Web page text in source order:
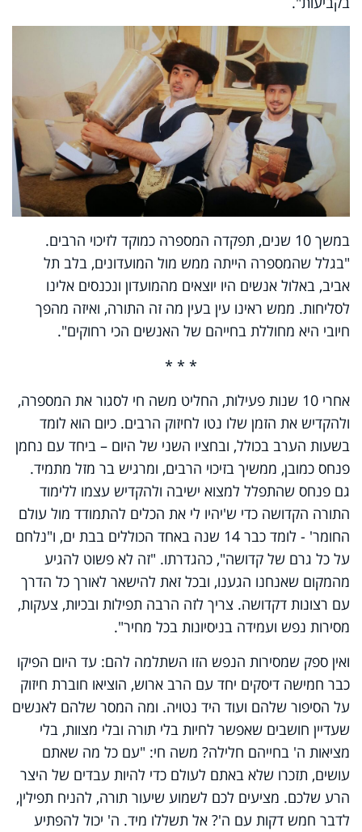
במשך 10 שנים, תפקדה המספרה כמוקד לזיכוי הרבים.
"בגלל שהמספרה הייתה ממש מול המועדונים, בלב תל
אביב, באלול אנשים היו יוצאים מהמועדון ונכנסים אלינו
לסליחות. ממש ראינו עין בעין מה זה התורה, ואיזה מהפך
חיובי היא מחוללת בחייהם של האנשים הכי רחוקים".
* * *
אחרי 10 שנות פעילות, החליט משה חי לסגור את המספרה,
ולהקדיש את הזמן שלו נטו לחיזוק הרבים. כיום הוא לומד
בשעות הערב בכולל, ובחציו השני של היום – ביחד עם נחמן
פנחס כמובן, ממשיך בזיכוי הרבים, ומרגיש בר מזל מתמיד.
גם פנחס שהתפלל למצוא ישיבה ולהקדיש עצמו ללימוד
התורה הקדושה כדי ש'יהיו לי את הכלים להתמודד מול עולם
החומר' - לומד כבר 14 שנה באחד הכוללים בבת ים, ו"נלחם
על כל גרם של קדושה", כהגדרתו. "זה לא פשוט להגיע
מהמקום שאנחנו הגענו, ובכל זאת להישאר לאורך כל הדרך
עם רצונות דקדושה. צריך לזה הרבה תפילות ובכיות, צעקות,
מסירות נפש ועמידה בניסיונות בכל מחיר".
ואין ספק שמסירות הנפש הזו השתלמה להם: עד היום הפיקו
כבר חמישה דיסקים יחד עם הרב ארוש, הוציאו חוברת חיזוק
על הסיפור שלהם ועוד היד נטויה. ומה המסר שלהם לאנשים
שעדיין חושבים שאפשר לחיות בלי תורה ובלי מצוות, בלי
מציאות ה' בחייהם חלילה? משה חי: "עם כל מה שאתם
עושים, תזכרו שלא באתם לעולם כדי להיות עבדים של היצר
הרע שלכם. מציעים לכם לשמוע שיעור תורה, להניח תפילין,
לדבר חמש דקות עם ה'? אל תשללו מיד. ה' יכול להפתיע